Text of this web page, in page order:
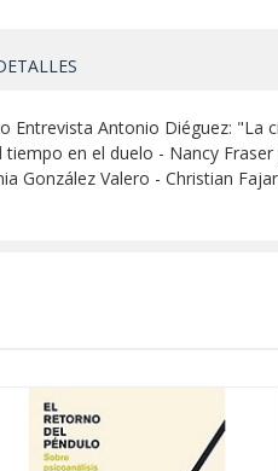
Entrevista Antonio Diéguez: "La
en el duelo - Nancy
Valero - Christian